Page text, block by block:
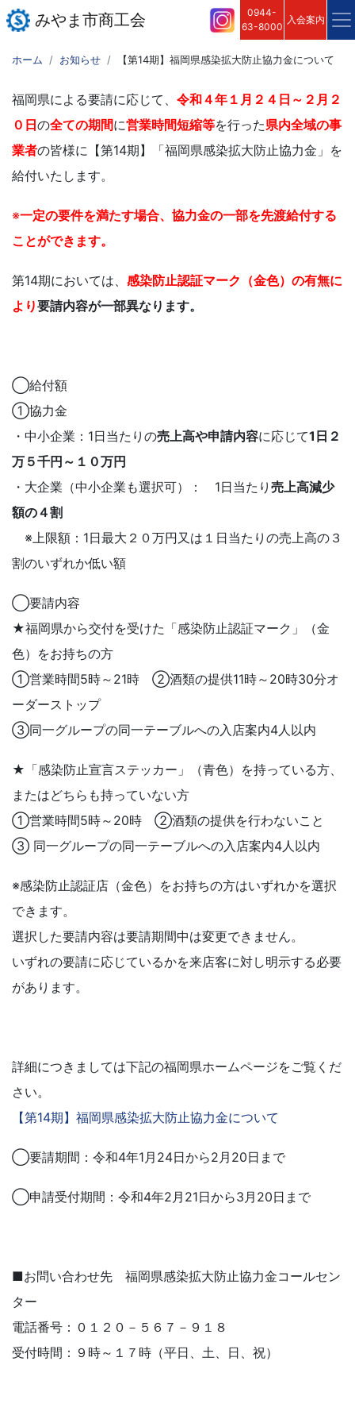
みやま市商工会
0944-
63-8000
入会案内
ホーム お知らせ 【第14期】福岡県感染拡大防止協力金について
福岡県による要請に応じて、 令和４年１月２４日～２月２
０日の全ての期間に営業時間短縮等を行った県内全域の事
業者の皆様に【第14期】「福岡県感染拡大防止協力金」を
給付いたします。
※一定の要件を満たす場合、協力金の一部を先渡給付する
ことができます。
第14期においては、 感染防止認証マーク（金色）の有無に
より要請内容が一部異なります。
◯給付額
①協力金
・中小企業：1日当たりの売上高や申請内容に応じて1 日２
万５千円～１０万円
・大企業（中小企業も選択可）： 1日当たり 売上高減少
額の４割
※上限額：1日最大２０万円又は１日当たりの売上高の３
割のいずれか低い額
◯要請内容
★福岡県から交付を受けた「感染防止認証マーク」（金
色）をお持ちの方
①営業時間5時～21時 ②酒類の提供11時～20時30分オ
ーダーストップ
③同一グループの同一テーブルへの入店案内4人以内
★「感染防止宣言ステッカー」（青色）を持っている方、
またはどちらも持っていない方
①営業時間5時～20時 ②酒類の提供を行わないこと
③ 同一グループの同一テーブルへの入店案内4人以内
※感染防止認証店（金色）をお持ちの方はいずれかを選択
できます。
選択した要請内容は要請期間中は変更できません。
いずれの要請に応じているかを来店客に対し明示する必要
があります。
詳細につきましては下記の福岡県ホームページをご覧くだ
さい。
【第14期】福岡県感染拡大防止協力金について
◯要請期間：令和4年1月24日から2月20日まで
◯申請受付期間：令和4年2月21日から3月20日まで
■お問い合わせ先 福岡県感染拡大防止協力金コールセン
ター
電話番号：０１２０－５６７－９１８
受付時間：９時～１７時（平日、土、日、祝）